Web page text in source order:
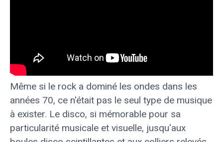
Même si le rock a dominé les ondes dans les
années 70, ce n'était pas le seul type de musique
à exister. Le disco, si mémorable pour sa
particularité musicale et visuelle, jusqu'aux